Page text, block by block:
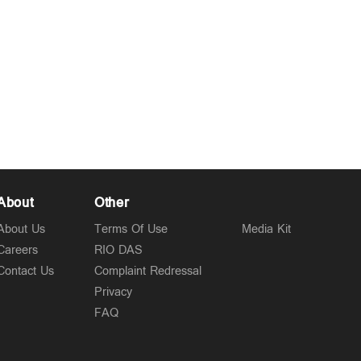
Us
Us
Other
Terms Of Use
RIO DAS
Complaint Redressal
Privacy
FAQ
Media Kit